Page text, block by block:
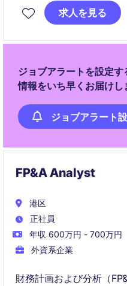
月次・年次決算から内部
ングまで、専門性を発揮
求人を見る
ジョブアラートを設定
情報をいち早くお届けし
ジョブアラート
FP&A Analyst
港区
正社員
年収 600万円 - 700万円
外資系企業
財務計画および分析（